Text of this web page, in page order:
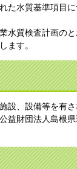
た水質基準項目
水質検査計画の
ます。
設、設備等を有
益財団法人島根